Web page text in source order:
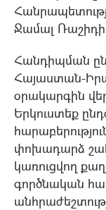
Ջամալ Ռաշիդի
Հանդիպման
Հայաստան-
օրակարգին
Երկուստեք
փոխադարձ
կառուցվող
գործնական